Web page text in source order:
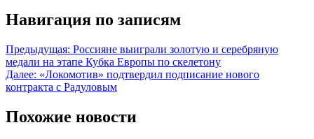
Навигация по записям
Предыдущая: Россияне выиграли золотую и серебряную
медали на этапе Кубка Европы по скелетону
Далее: «Локомотив» подтвердил подписание нового
контракта с Радуловым
Похожие новости